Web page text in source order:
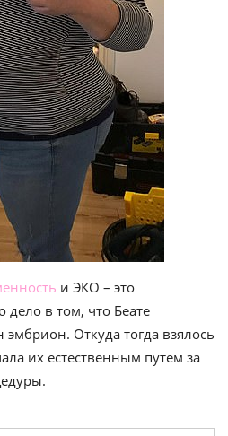
и ЭКО – это
в том, что Беате
Откуда тогда взялось
их естественным путем за